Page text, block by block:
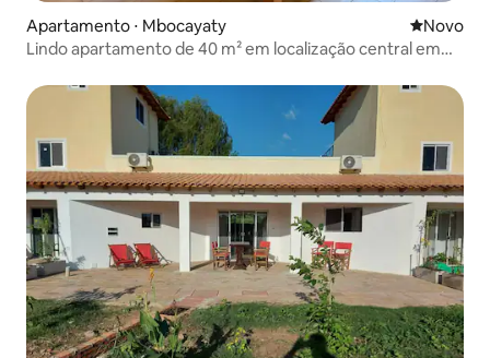
Apartamento ⋅ Mbocayaty Novo
Novo
Lindo apartamento de 40 m² em localização central em